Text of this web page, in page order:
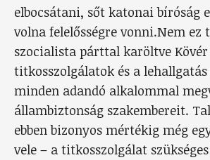
elbocsátani, sőt katonai bíróság
volna felelősségre vonni.Nem ez
szocialista párttal karöltve Kövér
titkosszolgálatok és a lehallgatás
minden adandó alkalommal
állambiztonság szakembereit.
ebben bizonyos mértékig még
vele – a titkosszolgálat